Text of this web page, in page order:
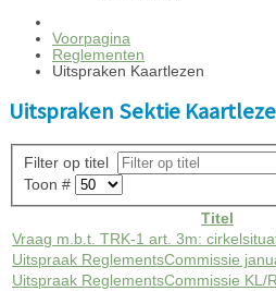
Voorpagina
Reglementen
Uitspraken Kaartlezen
Uitspraken Sektie
Filter op titel
Toon #
Titel
Vraag m.b.t. TRK-1 art. 3m:
Uitspraak ReglementsCommissie
Uitspraak ReglementsCommissie KL/